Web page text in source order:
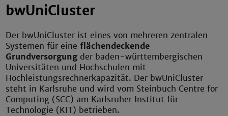
bwUniCluster
Der bwUniCluster ist eines von mehreren zentralen
Systemen für eineflächendeckende
Grundversorgung der baden-württembergischen
Universitäten und Hochschulen mit
Hochleistungsrechnerkapazität. Der bwUniCluster
steht in Karlsruhe und wird vom Steinbuch Centre for
Computing (SCC) am Karlsruher Institut für
Technologie (KIT) betrieben.